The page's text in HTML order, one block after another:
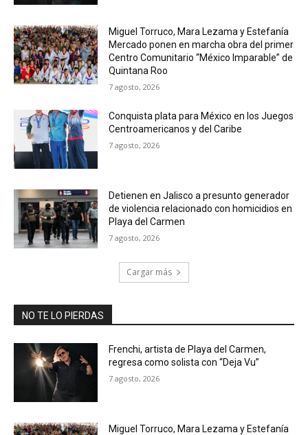
Miguel Torruco, Mara Lezama y Estefanía
Mercado ponen en marcha obra del primer
Centro Comunitario “México Imparable” de
Quintana Roo
7 agosto, 2026
Conquista plata para México en los Juegos
Centroamericanos y del Caribe
7 agosto, 2026
Detienen en Jalisco a presunto generador
de violencia relacionado con homicidios en
Playa del Carmen
7 agosto, 2026
Cargar más
NO TE LO PIERDAS
Frenchi, artista de Playa del Carmen,
regresa como solista con “Deja Vu”
7 agosto, 2026
Miguel Torruco, Mara Lezama y Estefanía